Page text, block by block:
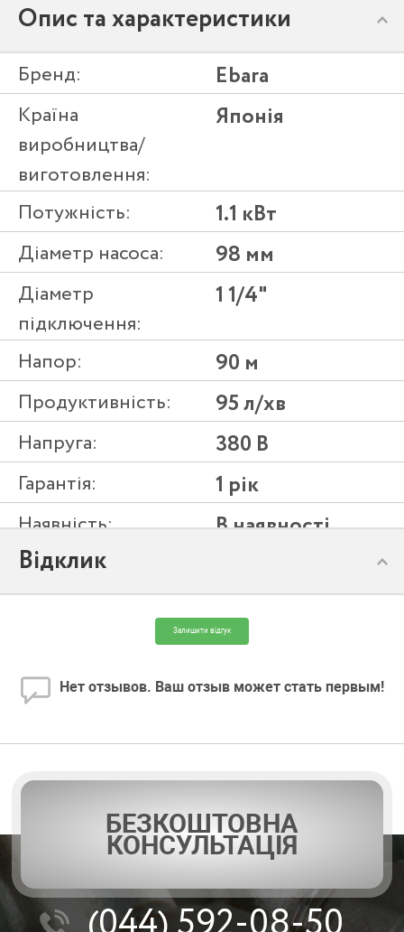
Опис та характеристики
Бренд: Ebara
Країна
виробництва/
виготовлення:
Японія
Потужність: 1.1 кВт
Діаметр насоса: 98 мм
Діаметр
підключення:
1 1/4"
Напор: 90 м
Продуктивність: 95 л/хв
Напруга: 380 В
Гарантія: 1 рік
Наявність: В наявності
Модель:
Відклик
Залишити відгук
Нет отзывов. Ваш отзыв может стать первым!
БЕЗКОШТОВНА
КОНСУЛЬТАЦІЯ